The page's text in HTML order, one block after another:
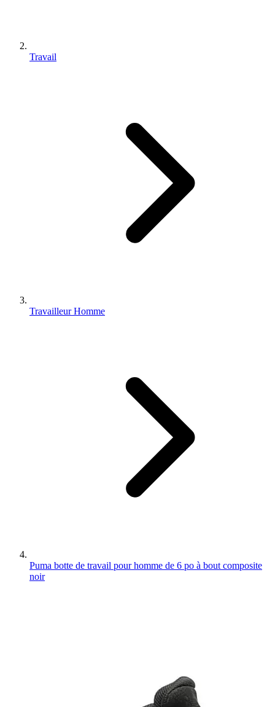
Travail
Travailleur Homme
Puma botte de travail pour homme de 6 po à bout composite
noir